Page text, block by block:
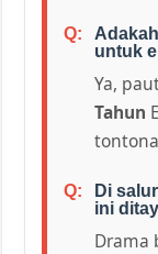
untuk
Ya,
Tahun
Di
ini
Drama